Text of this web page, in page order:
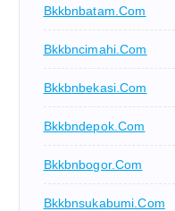
Bkkbnbatam.com
Bkkbncimahi.com
Bkkbnbekasi.com
Bkkbndepok.com
Bkkbnbogor.com
Bkkbnsukabumi.com